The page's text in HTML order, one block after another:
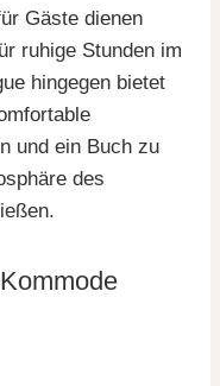
Gäste dienen
ruhige Stunden im
hingegen bietet
und ein Buch zu
des